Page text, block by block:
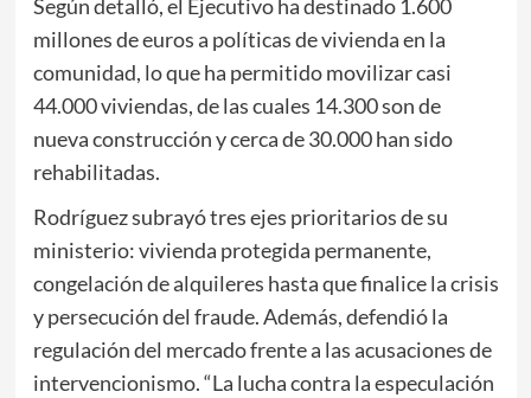
Según detalló, el Ejecutivo ha destinado 1.600
millones de euros a políticas de vivienda en la
comunidad, lo que ha permitido movilizar casi
44.000 viviendas, de las cuales 14.300 son de
nueva construcción y cerca de 30.000 han sido
rehabilitadas.
Rodríguez subrayó tres ejes prioritarios de su
ministerio: vivienda protegida permanente,
congelación de alquileres hasta que finalice la crisis
y persecución del fraude. Además, defendió la
regulación del mercado frente a las acusaciones de
intervencionismo. “La lucha contra la especulación